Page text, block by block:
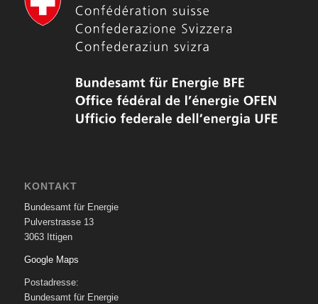
KONTAKT
Bundesamt für Energie
Pulverstrasse 13
3063 Ittigen
Google Maps
Postadresse:
Bundesamt für Energie